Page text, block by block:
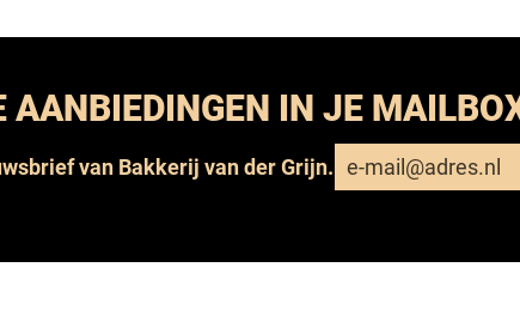
AANBIEDINGEN IN JE
van Bakkerij van der Grijn.